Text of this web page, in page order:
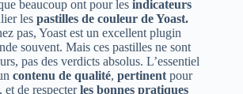
beaucoup ont pour les indicateurs
les pastilles de couleur de Yoast.
pas, Yoast est un excellent plugin
souvent. Mais ces pastilles ne sont
pas des verdicts absolus. L’essentiel
contenu de qualité, pertinent pour
, et de respecterles bonnes pratiques